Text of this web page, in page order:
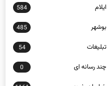
بوشهر 485
تبلیغات 54
چند رسانه ای 0
خراسان رضوی 1161